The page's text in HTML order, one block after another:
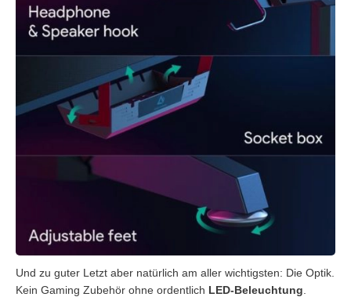
Und zu guter Letzt aber natürlich am aller wichtigsten: Die Optik.
Kein Gaming Zubehör ohne ordentlich LED-Beleuchtung